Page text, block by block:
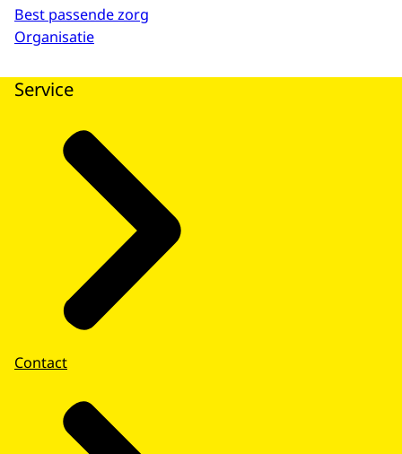
Best passende zorg
Organisatie
Service
Contact